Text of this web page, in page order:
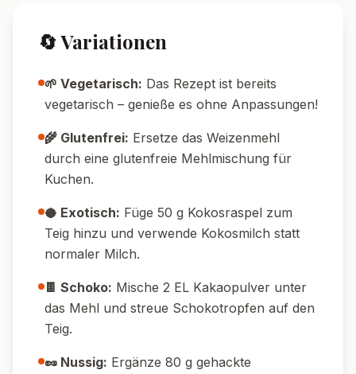
🔄 Variationen
🌱 Vegetarisch: Das Rezept ist bereits
vegetarisch – genieße es ohne Anpassungen!
🌾 Glutenfrei: Ersetze das Weizenmehl
durch eine glutenfreie Mehlmischung für
Kuchen.
🥥 Exotisch: Füge 50 g Kokosraspel zum
Teig hinzu und verwende Kokosmilch statt
normaler Milch.
🍫 Schoko: Mische 2 EL Kakaopulver unter
das Mehl und streue Schokotropfen auf den
Teig.
🥜 Nussig: Ergänze 80 g gehackte